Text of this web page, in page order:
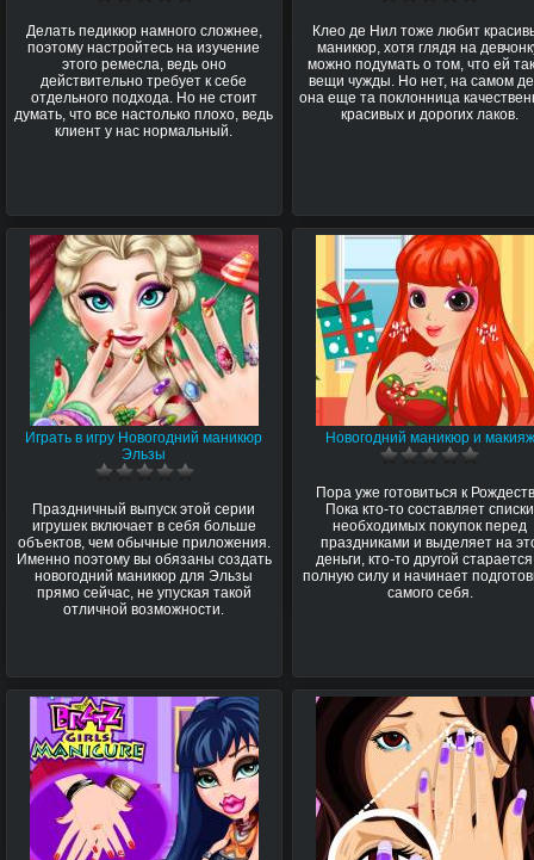
Делать педикюр намного сложнее,
поэтому настройтесь на изучение
этого ремесла, ведь оно
действительно требует к себе
отдельного подхода. Но не стоит
думать, что все настолько плохо, ведь
клиент у нас нормальный.
Клео де Нил тоже любит
маникюр, хотя глядя на
можно подумать о том, что ей
вещи чужды. Но нет, на самом
она еще та поклонница
красивых и дорогих лаков.
Играть в игру Новогодний маникюр
Эльзы
Праздничный выпуск этой серии
игрушек включает в себя больше
объектов, чем обычные приложения.
Именно поэтому вы обязаны создать
новогодний маникюр для Эльзы
прямо сейчас, не упуская такой
отличной возможности.
Новогодний маникюр и макияж
Пора уже готовиться к
Пока кто-то составляет списки
необходимых покупок перед
праздниками и выделяет на
деньги, кто-то другой
полную силу и начинает
самого себя.